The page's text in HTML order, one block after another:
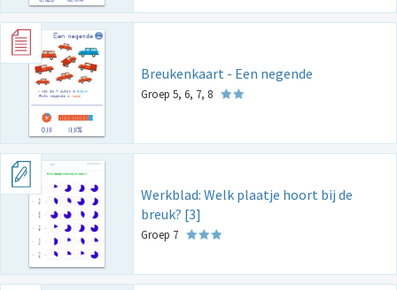
Breukenkaart - Een negende
Groep 5, 6, 7, 8
Werkblad: Welk plaatje hoort bij de
breuk? [3]
Groep 7